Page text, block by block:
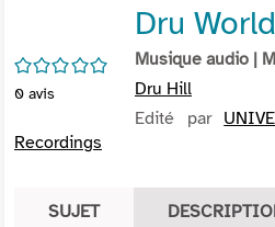
/5
0 avis
Dru
Musique audio |
Dru Hill
Edité par
Recordings
SUJET